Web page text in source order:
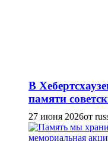
В
памяти
27 июня 2026от